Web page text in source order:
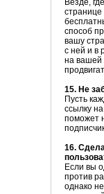
Везде,
способ
вашу
с ней и в
на вашей
15. Не
Пусть
ссылку
поможет
16.
Если вы
против
однако